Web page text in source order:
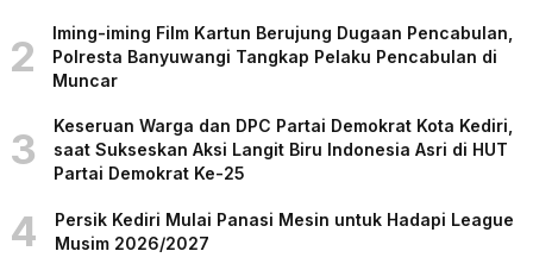
2
Iming-iming Film Kartun Berujung Dugaan Pencabulan,
Polresta Banyuwangi Tangkap Pelaku Pencabulan di
Muncar
3
Keseruan Warga dan DPC Partai Demokrat Kota Kediri,
saat Sukseskan Aksi Langit Biru Indonesia Asri di HUT
Partai Demokrat Ke-25
4
Persik Kediri Mulai Panasi Mesin untuk Hadapi League
Musim 2026/2027